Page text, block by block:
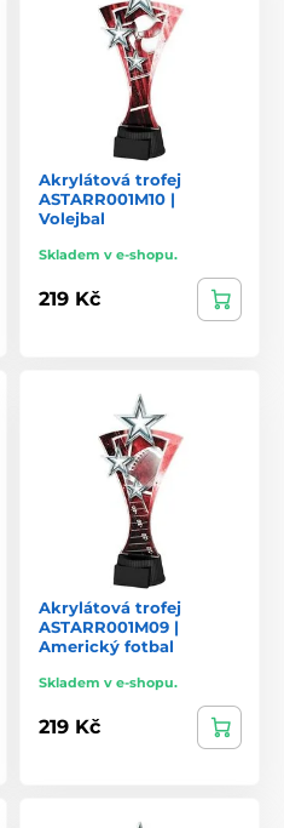
Akrylátová trofej
ASTARR001M10 |
Volejbal
Skladem v e-shopu.
219 Kč
Akrylátová trofej
ASTARR001M09 |
Americký fotbal
Skladem v e-shopu.
219 Kč